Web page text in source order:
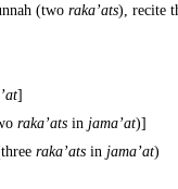
(tworaka’ats), recite
].
raka’ats in jama’at)].
raka’ats in jama’at).